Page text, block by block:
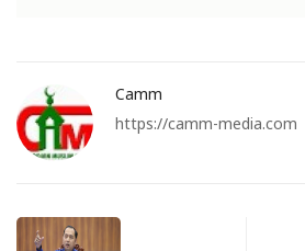
Camm
https://camm-media.com